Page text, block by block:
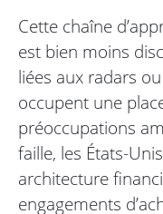
Cette chaîne
est bien moins
liées aux radars
occupent une
préoccupations
faille, les États-
architecture
engagements